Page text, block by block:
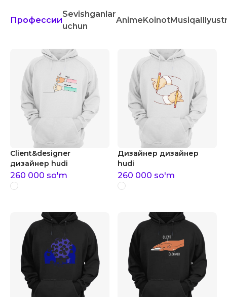
Профессии
Sevishganlar
uchun
AnimeKoinotMusiqa
Client&designer
дизайнер hudi
260 000 so'm
Дизайнер дизайнер
hudi
260 000 so'm